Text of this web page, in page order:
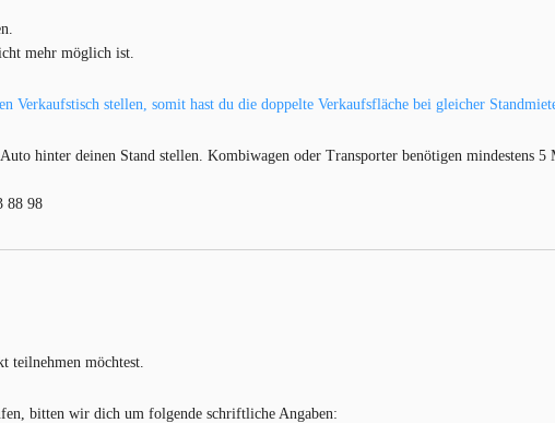
mehr möglich ist.
Verkaufstisch stellen, somit hast du die doppelte Verkaufsfläche bei gleicher
hinter deinen Stand stellen. Kombiwagen oder Transporter benötigen mindestens 5
88 98
teilnehmen möchtest.
bitten wir dich um folgende schriftliche Angaben: